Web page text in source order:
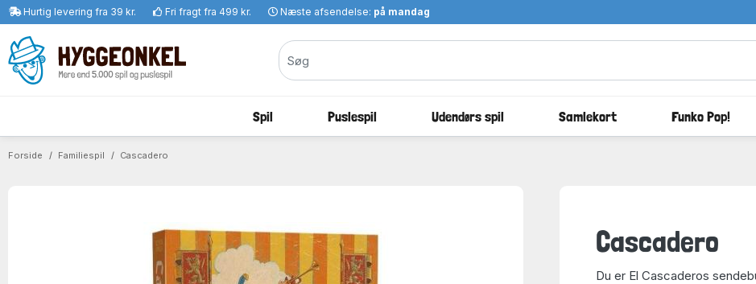
Hurtig levering fra 39 kr. Fri fragt fra 499 kr. Næste afsendelse: på mandag
Spil Puslespil Udendørs spil Samlekort Funko Pop!
Forside Familiespil Cascadero
Cascadero
Du er El Cascaderos